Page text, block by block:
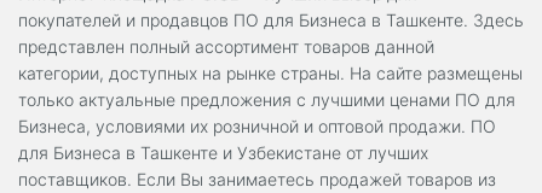
покупателей и продавцов ПО для Бизнеса в Ташкенте. Здесь
представлен полный ассортимент товаров данной
категории, доступных на рынке страны. На сайте размещены
только актуальные предложения с лучшими ценами ПО для
Бизнеса, условиями их розничной и оптовой продажи. ПО
для Бизнеса в Ташкенте и Узбекистане от лучших
поставщиков. Если Вы занимаетесь продажей товаров из